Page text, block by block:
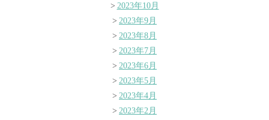
2023年10月
2023年9月
2023年8月
2023年7月
2023年6月
2023年5月
2023年4月
2023年2月